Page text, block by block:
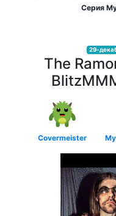
Серия
29-
The
Covermeister